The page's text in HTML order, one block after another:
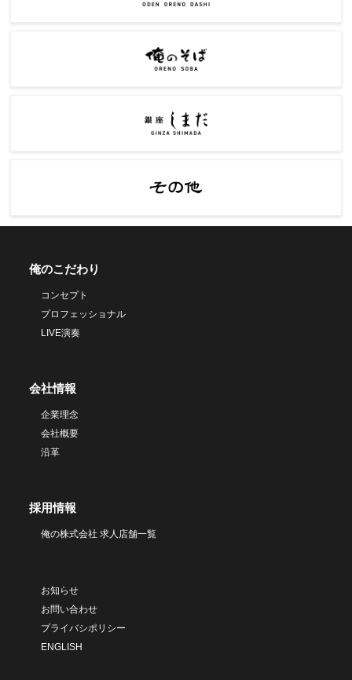
俺のこだわり
コンセプト
プロフェッショナル
LIVE演奏
会社情報
企業理念
会社概要
沿革
採用情報
俺の株式会社 求人店舗一覧
お知らせ
お問い合わせ
プライバシポリシー
ENGLISH